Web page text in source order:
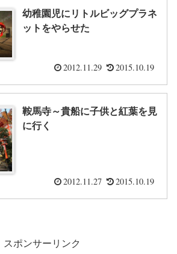
幼稚園児にリトルビッグプラネ
ットをやらせた
2012.11.29 2015.10.19
鞍馬寺～貴船に子供と紅葉を見
に行く
2012.11.27 2015.10.19
スポンサーリンク